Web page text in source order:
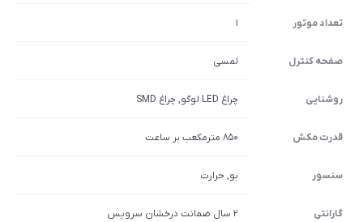
تعداد موتور 1
صفحه کنترل لمسی
روشنایی چراغ LED لوگو, چراغ SMD
قدرت مکش 850 مترمکعب بر ساعت
سنسور بو, حرارت
گارانتی 2 سال ضمانت درخشان سرویس